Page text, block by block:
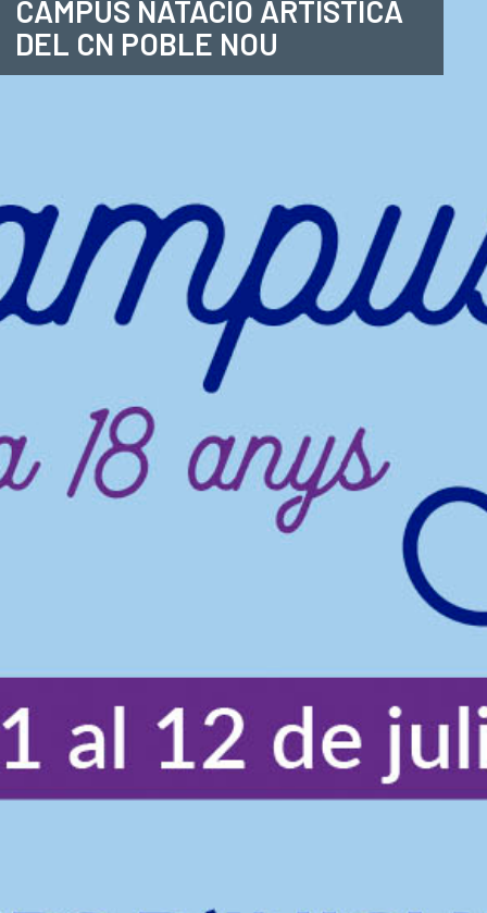
ANGLÈS
CAMPUS NATACIÓ ARTÍSTICA
DEL CN POBLE NOU